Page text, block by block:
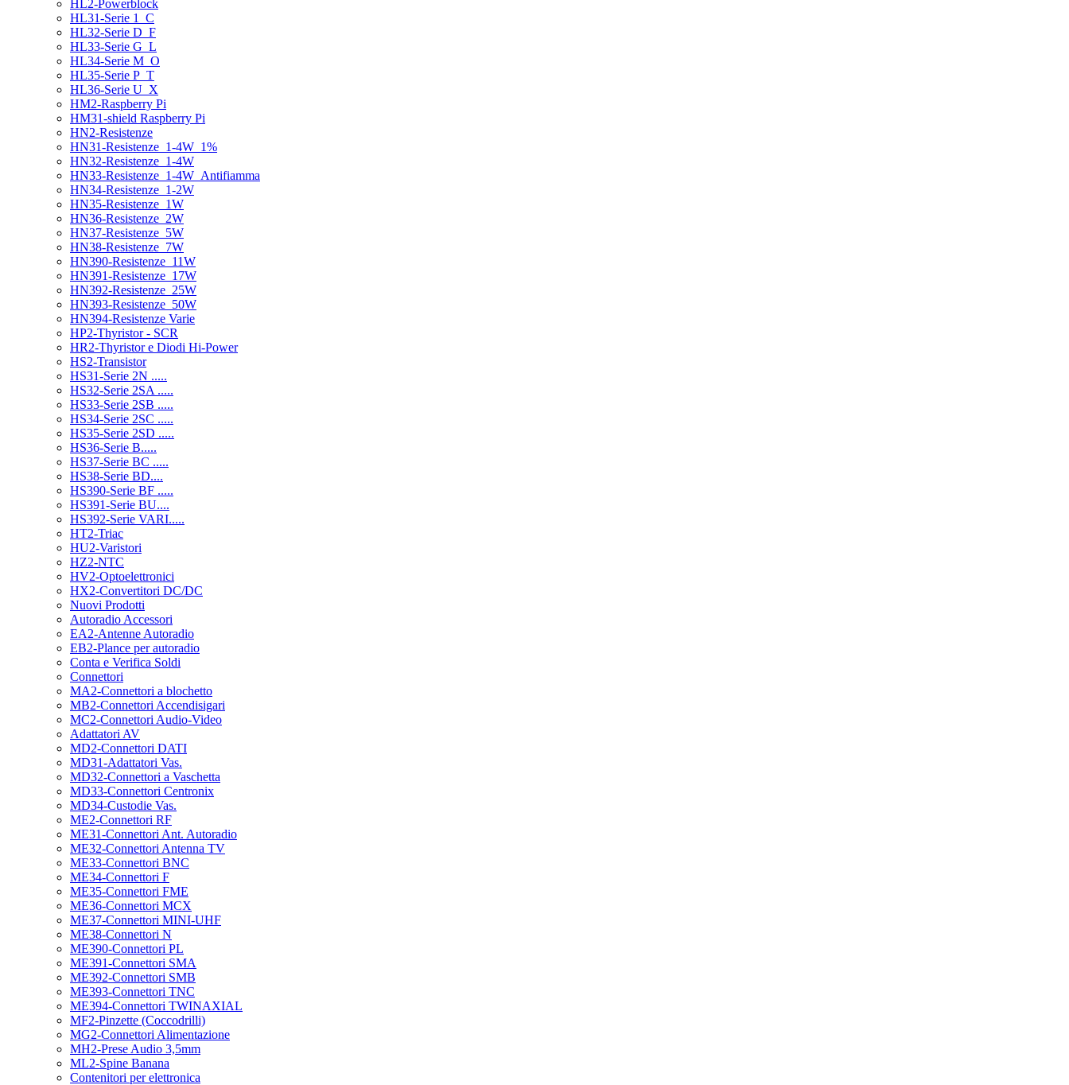
HL2-Powerblock
HL31-Serie 1_C
HL32-Serie D_F
HL33-Serie G_L
HL34-Serie M_O
HL35-Serie P_T
HL36-Serie U_X
HM2-Raspberry Pi
HM31-shield Raspberry Pi
HN2-Resistenze
HN31-Resistenze_1-4W_1%
HN32-Resistenze_1-4W
HN33-Resistenze_1-4W_Antifiamma
HN34-Resistenze_1-2W
HN35-Resistenze_1W
HN36-Resistenze_2W
HN37-Resistenze_5W
HN38-Resistenze_7W
HN390-Resistenze_11W
HN391-Resistenze_17W
HN392-Resistenze_25W
HN393-Resistenze_50W
HN394-Resistenze Varie
HP2-Thyristor - SCR
HR2-Thyristor e Diodi Hi-Power
HS2-Transistor
HS31-Serie 2N .....
HS32-Serie 2SA .....
HS33-Serie 2SB .....
HS34-Serie 2SC .....
HS35-Serie 2SD .....
HS36-Serie B.....
HS37-Serie BC .....
HS38-Serie BD....
HS390-Serie BF .....
HS391-Serie BU....
HS392-Serie VARI.....
HT2-Triac
HU2-Varistori
HZ2-NTC
HV2-Optoelettronici
HX2-Convertitori DC/DC
Nuovi Prodotti
Autoradio Accessori
EA2-Antenne Autoradio
EB2-Plance per autoradio
Conta e Verifica Soldi
Connettori
MA2-Connettori a blochetto
MB2-Connettori Accendisigari
MC2-Connettori Audio-Video
Adattatori AV
MD2-Connettori DATI
MD31-Adattatori Vas.
MD32-Connettori a Vaschetta
MD33-Connettori Centronix
MD34-Custodie Vas.
ME2-Connettori RF
ME31-Connettori Ant. Autoradio
ME32-Connettori Antenna TV
ME33-Connettori BNC
ME34-Connettori F
ME35-Connettori FME
ME36-Connettori MCX
ME37-Connettori MINI-UHF
ME38-Connettori N
ME390-Connettori PL
ME391-Connettori SMA
ME392-Connettori SMB
ME393-Connettori TNC
ME394-Connettori TWINAXIAL
MF2-Pinzette (Coccodrilli)
MG2-Connettori Alimentazione
MH2-Prese Audio 3,5mm
ML2-Spine Banana
Contenitori per elettronica